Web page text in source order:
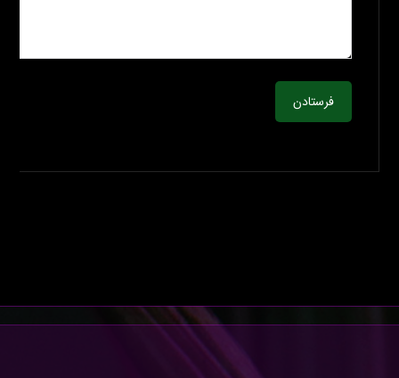
فرستادن